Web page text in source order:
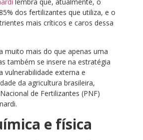
dos fertilizantes que utiliza, e o
mais críticos e caros dessa
muito mais do que apenas uma
também se insere na estratégia
vulnerabilidade externa e
da agricultura brasileira,
de Fertilizantes (PNF)
e física